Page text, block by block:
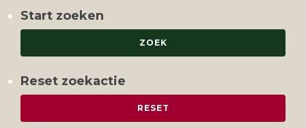
Start zoeken
Reset zoekactie